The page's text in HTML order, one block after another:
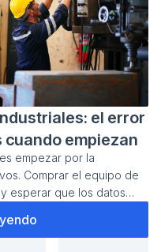
el error
empiezan
empezar por la
Comprar el equipo de
esperar que los datos
los activos que